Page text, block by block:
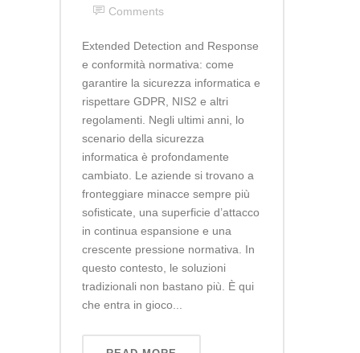
Comments
Extended Detection and Response
e conformità normativa: come
garantire la sicurezza informatica e
rispettare GDPR, NIS2 e altri
regolamenti. Negli ultimi anni, lo
scenario della sicurezza
informatica è profondamente
cambiato. Le aziende si trovano a
fronteggiare minacce sempre più
sofisticate, una superficie d’attacco
in continua espansione e una
crescente pressione normativa. In
questo contesto, le soluzioni
tradizionali non bastano più. È qui
che entra in gioco...